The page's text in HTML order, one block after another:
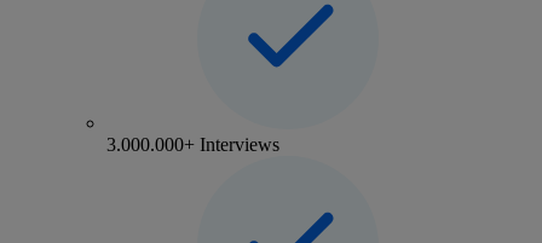
3.000.000+ Interviews